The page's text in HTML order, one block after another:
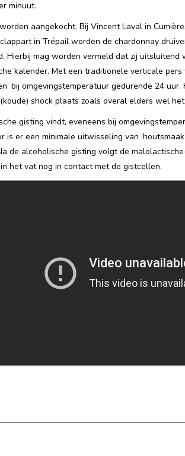
minuut.
aangekocht. Bij Vincent Laval in
in Trépail worden de chardonnay
Hierbij mag worden vermeld dat zij uitsluitend
kalender. Met een traditionele verticale
bij omgevingstemperatuur gedurende 24
shock plaats zoals overal elders wel
gisting vindt, eveneens bij
is er een minimale uitwisseling van
de alcoholische gisting volgt de
het vat nog in contact met de gistcellen.